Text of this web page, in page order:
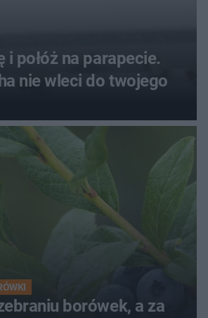
i połóż na parapecie.
nie wleci do twojego
borówek, a za